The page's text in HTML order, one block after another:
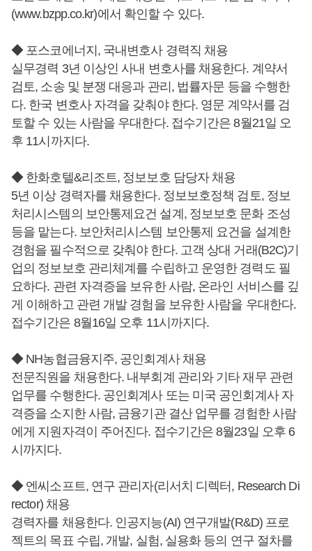
(www.bzpp.co.kr)에서 확인할 수 있다.
◆ 포스코에너지, 국내변호사 경력직 채용
실무경력 3년 이상인 사내 변호사를 채용한다. 계약서
검토, 소송 및 분쟁 대응과 관리, 법률자문 등을 수행한
다. 한국 변호사 자격을 갖춰야 한다. 영문 계약서를 검
토할 수 있는 사람을 우대한다. 접수기간은 8월21일 오
후 11시까지다.
◆ 한화호텔&리조트, 정보보호 담당자 채용
5년 이상 경력자를 채용한다. 정보보호정책 검토, 정보
처리시스템의 보안통제요건 설계, 정보보호 문화 조성
등을 맡는다. 보안처리시스템 보안통제 요건을 설계한
경험을 필수적으로 갖춰야 한다. 고객 상대 거래(B2C)기
업의 정보보호 관리체계를 수립하고 운영한 경력도 필
요하다. 관련 자격증을 보유한 사람, 온라인 서비스를 깊
게 이해하고 관련 개발 경험을 보유한 사람을 우대한다.
접수기간은 8월16일 오후 11시까지다.
◆ NH농협금융지주, 공인회계사 채용
전문직원을 채용한다. 내부회계 관리와 기타 재무 관련
업무를 수행한다. 공인회계사 또는 미국 공인회계사 자
격증을 소지한 사람, 금융기관 결산 업무를 경험한 사람
에게 지원자격이 주어진다. 접수기간은 8월23일 오후 6
시까지다.
◆ 엔씨소프트, 연구 관리자(리서치 디렉터, Research Di
rector) 채용
경력자를 채용한다. 인공지능(AI) 연구개발(R&D) 프로
젝트의 목표 수립, 개발, 실험, 실용화 등의 연구 절차를